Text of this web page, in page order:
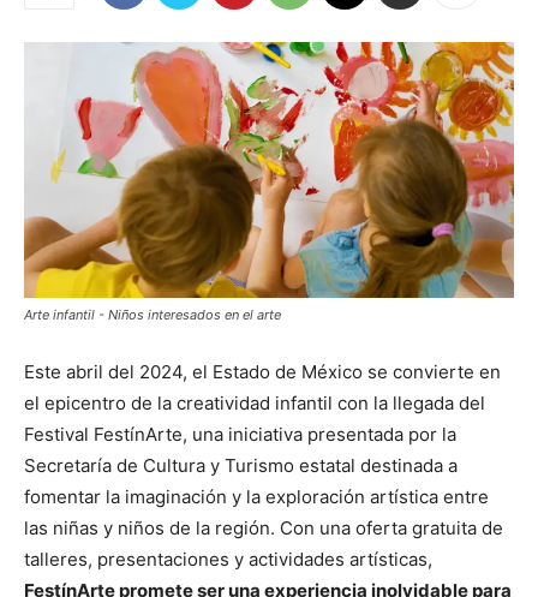
Arte infantil - Niños interesados en el arte
Este abril del 2024, el Estado de México se convierte en
el epicentro de la creatividad infantil con la llegada del
Festival FestínArte, una iniciativa presentada por la
Secretaría de Cultura y Turismo estatal destinada a
fomentar la imaginación y la exploración artística entre
las niñas y niños de la región. Con una oferta gratuita de
talleres, presentaciones y actividades artísticas,
FestínArte promete ser una experiencia inolvidable para